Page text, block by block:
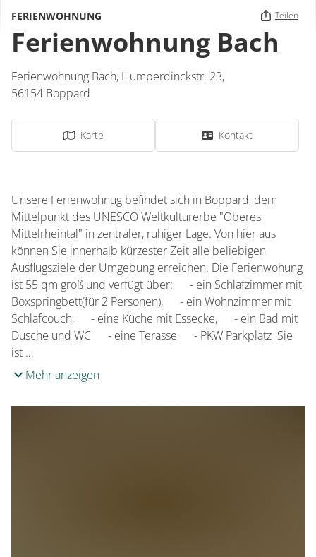
FERIENWOHNUNG Teilen
Ferienwohnung Bach
Ferienwohnung Bach, Humperdinckstr. 23,
56154 Boppard
Karte Kontakt
Unsere Ferienwohnug befindet sich in Boppard, dem
Mittelpunkt des UNESCO Weltkulturerbe "Oberes
Mittelrheintal" in zentraler, ruhiger Lage. Von hier aus
können Sie innerhalb kürzester Zeit alle beliebigen
Ausflugsziele der Umgebung erreichen. Die Ferienwohung
ist 55 qm groß und verfügt über: - ein Schlafzimmer mit
Boxspringbett(für 2 Personen), - ein Wohnzimmer mit
Schlafcouch, - eine Küche mit Essecke, - ein Bad mit
Dusche und WC - eine Terasse - PKW Parkplatz Sie
ist …
Mehr anzeigen